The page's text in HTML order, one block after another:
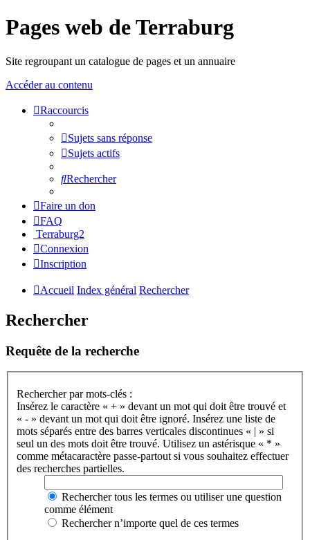
Pages web de Terraburg
Site regroupant un catalogue de pages et un annuaire
Accéder au contenu
Raccourcis
Sujets sans réponse
Sujets actifs
Rechercher
Faire un don
FAQ
Terraburg2
Connexion
Inscription
Accueil Index général Rechercher
Rechercher
Requête de la recherche
Rechercher par mots-clés :
Insérez le caractère « + » devant un mot qui doit être trouvé et
« - » devant un mot qui doit être ignoré. Insérez une liste de
mots séparés entre des barres verticales discontinues « | » si
seul un des mots doit être trouvé. Utilisez un astérisque « * »
comme métacaractère passe-partout si vous souhaitez effectuer
des recherches partielles.
Rechercher tous les termes ou utiliser une question
comme élément
Rechercher n’importe quel de ces termes